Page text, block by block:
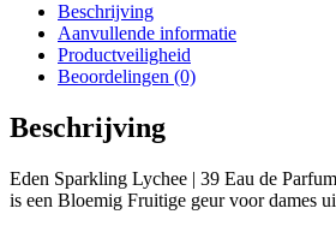
Parfum
aantal
Beschrijving
Aanvullende informatie
Productveiligheid
Beoordelingen (0)
Beschrijving
Eden Sparkling Lychee | 39 Eau de
is een Bloemig Fruitige geur voor dames